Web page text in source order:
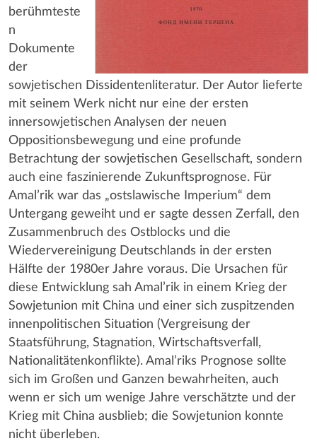
berühmteste
n
Dokumente
der
sowjetischen Dissidentenliteratur. Der Autor lieferte
mit seinem Werk nicht nur eine der ersten
innersowjetischen Analysen der neuen
Oppositionsbewegung und eine profunde
Betrachtung der sowjetischen Gesellschaft, sondern
auch eine faszinierende Zukunftsprognose. Für
Amal’rik war das „ostslawische Imperium“ dem
Untergang geweiht und er sagte dessen Zerfall, den
Zusammenbruch des Ostblocks und die
Wiedervereinigung Deutschlands in der ersten
Hälfte der 1980er Jahre voraus. Die Ursachen für
diese Entwicklung sah Amal’rik in einem Krieg der
Sowjetunion mit China und einer sich zuspitzenden
innenpolitischen Situation (Vergreisung der
Staatsführung, Stagnation, Wirtschaftsverfall,
Nationalitätenkonflikte). Amal’riks Prognose sollte
sich im Großen und Ganzen bewahrheiten, auch
wenn er sich um wenige Jahre verschätzte und der
Krieg mit China ausblieb; die Sowjetunion konnte
nicht überleben.